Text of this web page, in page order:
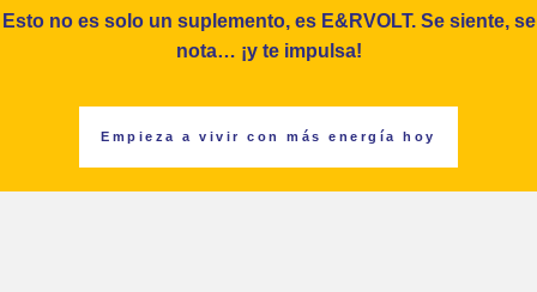
Esto no es solo un suplemento, es E&RVOLT. Se siente, se
nota… ¡y te impulsa!
Empieza a vivir con más energía hoy